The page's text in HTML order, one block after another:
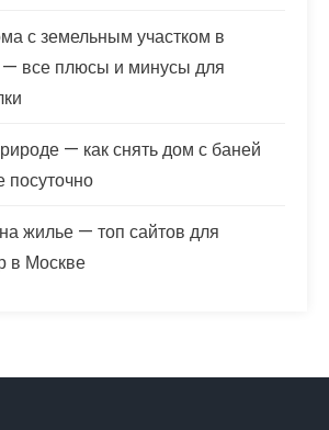
с земельным участком в
— все плюсы и минусы для
— как снять дом с баней
посуточно
жилье — топ сайтов для
в Москве